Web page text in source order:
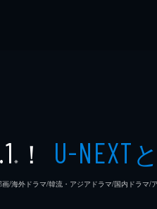
※ ！ U-NEXT
海外ドラマ/韓流・アジアドラマ/国内ドラマ/